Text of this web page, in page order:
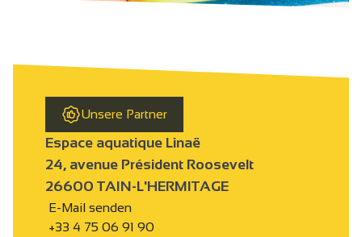
Unsere Partner
Espace aquatique Linaë
24, avenue Président Roosevelt
26600 TAIN-L'HERMITAGE
E-Mail senden
+33 4 75 06 91 90